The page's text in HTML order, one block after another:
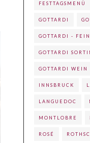
FESTTAGSMENÜ
GOTTARDI
GOTTARDI -
GOTTARDI
GOTTARDI WEIN
INNSBRUCK
LANGUEDOC
MONTLOBRE
ROSÉ